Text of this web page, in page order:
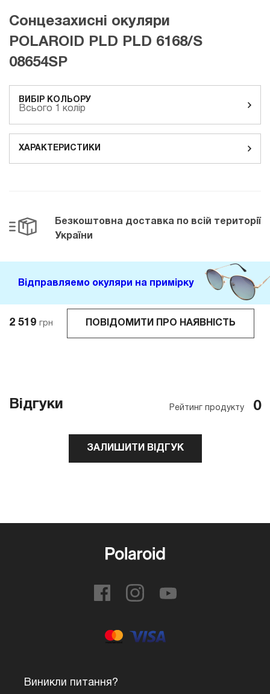
Сонцезахисні окуляри
POLAROID PLD PLD 6168/S
08654SP
ВИБІР КОЛЬОРУ
Всього 1 колір
ХАРАКТЕРИСТИКИ
2 519 грн ПОВІДОМИТИ ПРО НАЯВНІСТЬ
Безкоштовна доставка по всій території
України
Відправляемо окуляри на примірку
Відгуки Рейтинг продукту 0
ЗАЛИШИТИ ВІДГУК
Виникли питання?